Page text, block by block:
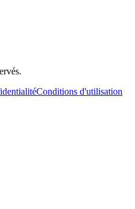
Conditions d'utilisation